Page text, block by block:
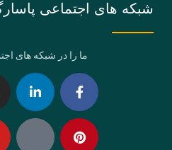
شبکه های اجتماعی
ما را در شبکه های
Facebook-
f
in
Pinterest